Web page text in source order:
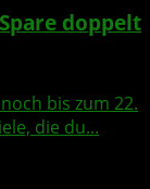
doppelt
bis zum 22.
die du...